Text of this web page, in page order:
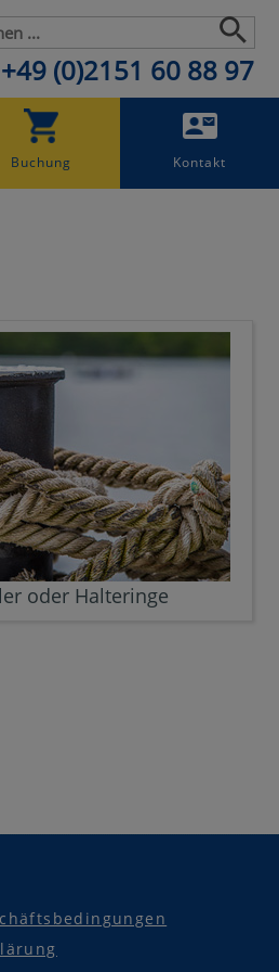
+49 (0)2151 60 88 97
Buchung Kontakt
oder Halteringe